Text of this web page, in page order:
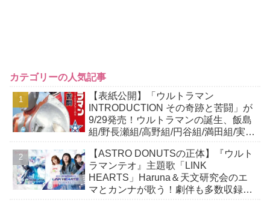
カテゴリーの人気記事
【表紙公開】「ウルトラマン
INTRODUCTION その奇跡と苦闘」が
9/29発売！ウルトラマンの誕生、飯島
組/野長瀬組/高野組/円谷組/満田組/実相
【ASTRO DONUTSの正体】『ウルト
ラマンテオ』主題歌「LINK
HEARTS」Haruna＆天文研究会のエ
マとカンナが歌う！劇伴も多数収録し